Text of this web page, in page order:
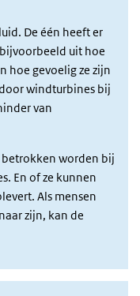
De één heeft er
uit hoe
hoe gevoelig ze zijn
windturbines bij
van
worden bij
En of ze kunnen
Als mensen
zijn, kan de